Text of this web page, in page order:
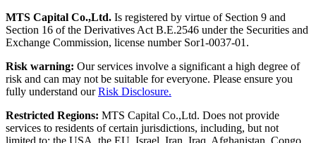
MTS Capital Co.,Ltd. Is registered by virtue of Section 9 and
Section 16 of the Derivatives Act B.E.2546 under the Securities and
Exchange Commission, license number Sor1-0037-01.
Risk warning: Our services involve a significant a high degree of
risk and can may not be suitable for everyone. Please ensure you
fully understand ourRisk Disclosure.
Restricted Regions: MTS Capital Co.,Ltd. Does not provide
services to residents of certain jurisdictions, including, but not
limited to: the USA, the EU, Israel, Iran, Iraq, Afghanistan, Congo,